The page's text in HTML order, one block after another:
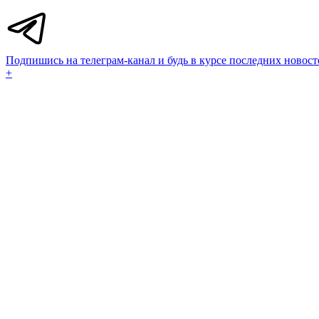
Подпишись на телеграм-канал и будь в курсе последних
+